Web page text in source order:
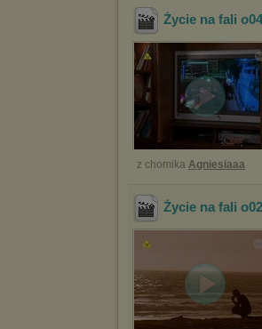
Życie na fali
z chomika Agniesiaaa
Życie na fali